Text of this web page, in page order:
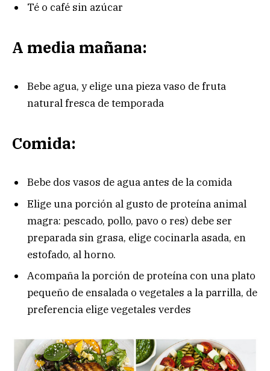
Té o café sin azúcar
A media mañana:
Bebe agua, y elige una pieza vaso de fruta
natural fresca de temporada
Comida:
Bebe dos vasos de agua antes de la comida
Elige una porción al gusto de proteína animal
magra: pescado, pollo, pavo o res) debe ser
preparada sin grasa, elige cocinarla asada, en
estofado, al horno.
Acompaña la porción de proteína con una plato
pequeño de ensalada o vegetales a la parrilla, de
preferencia elige vegetales verdes